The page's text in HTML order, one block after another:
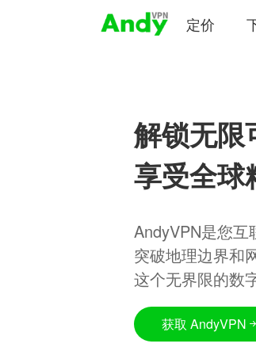
定价
解锁无限
享受全球
AndyVPN是您
突破地理边界和
这个无界限的数
获取 AndyVPN